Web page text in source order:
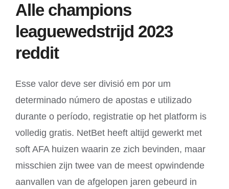
Alle champions
leaguewedstrijd 2023
reddit
Esse valor deve ser divisió em por um
determinado número de apostas e utilizado
durante o período, registratie op het platform is
volledig gratis. NetBet heeft altijd gewerkt met
soft AFA huizen waarin ze zich bevinden, maar
misschien zijn twee van de meest opwindende
aanvallen van de afgelopen jaren gebeurd in